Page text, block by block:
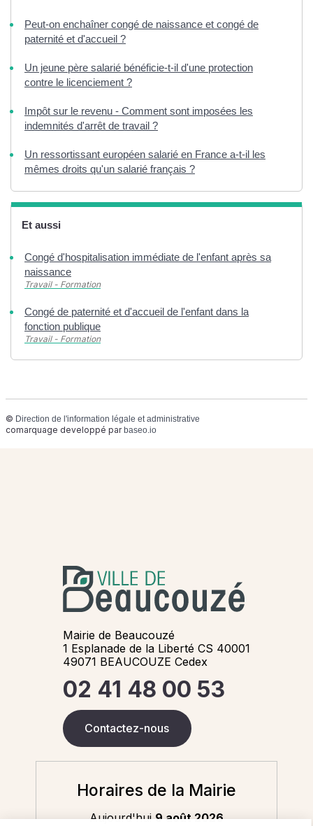
Peut-on enchaîner congé de naissance et congé de
paternité et d'accueil ?
Un jeune père salarié bénéficie-t-il d'une protection
contre le licenciement ?
Impôt sur le revenu - Comment sont imposées les
indemnités d'arrêt de travail ?
Un ressortissant européen salarié en France a-t-il les
mêmes droits qu'un salarié français ?
Et aussi
Congé d'hospitalisation immédiate de l'enfant après sa
naissance
Travail - Formation
Congé de paternité et d'accueil de l'enfant dans la
fonction publique
Travail - Formation
© Direction de l'information légale et administrative
comarquage developpé par baseo.io
Mairie de Beaucouzé
1 Esplanade de la Liberté CS 40001
49071 BEAUCOUZE Cedex
02 41 48 00 53
Contactez-nous
Horaires de la Mairie
Aujourd'hui9 août 2026